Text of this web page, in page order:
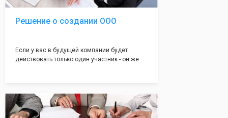
Решение о создании ООО
Если у вас в будущей компании будет
действовать только один участник - он же
грамотно составят данное заявление, а Вам
нужно будет только поставить подпись на
нём!